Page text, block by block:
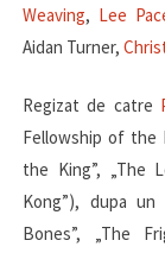
Weaving, Lee
Aidan Turner,
Regizat de catre
Fellowship of the
the King”, „The
Kong”), dupa
Bones”, „The